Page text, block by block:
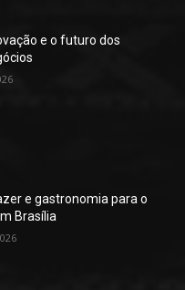
e o futuro dos
e gastronomia para o
Brasília